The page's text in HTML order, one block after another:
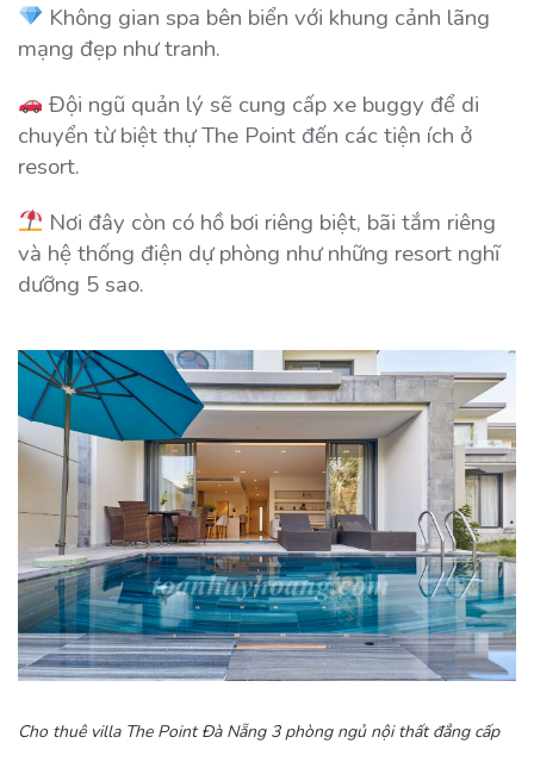
Không gian spa bên biển với khung cảnh lãng
mạng đẹp như tranh.
Đội ngũ quản lý sẽ cung cấp xe buggy để di
chuyển từ biệt thự The Point đến các tiện ích ở
resort.
Nơi đây còn có hồ bơi riêng biệt, bãi tắm riêng
và hệ thống điện dự phòng như những resort nghĩ
dưỡng 5 sao.
Cho thuê villa The Point Đà Nẵng 3 phòng ngủ nội thất đẳng cấp